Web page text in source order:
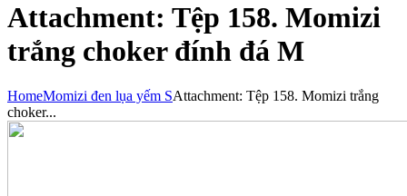
Attachment: Tệp 158. Momizi
trắng choker đính đá M
HomeMomizi đen lụa yếm SAttachment: Tệp 158. Momizi trắng
choker...